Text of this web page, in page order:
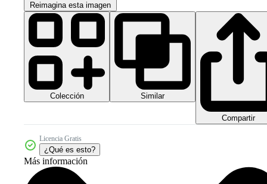
Reimagina esta imagen
Colección Similar
Compartir
Licencia Gratis
¿Qué es esto?
Más información